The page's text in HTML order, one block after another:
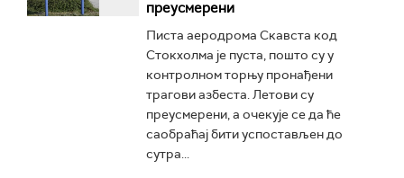
преусмерени
Писта аеродрома Скавста код
Стокхолма је пуста, пошто су у
контролном торњу пронађени
трагови азбеста. Летови су
преусмерени, а очекује се да ће
саобраћај бити успостављен до
сутра...